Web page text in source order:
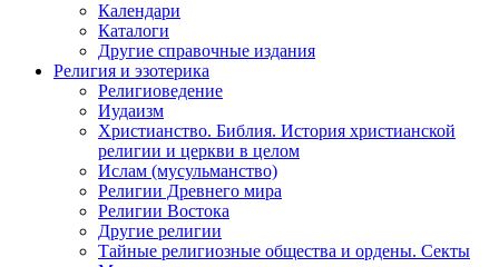
Календари
Каталоги
Другие справочные издания
Религия и эзотерика
Религиоведение
Иудаизм
Христианство. Библия. История христианской
религии и церкви в целом
Ислам (мусульманство)
Религии Древнего мира
Религии Востока
Другие религии
Тайные религиозные общества и ордены. Секты